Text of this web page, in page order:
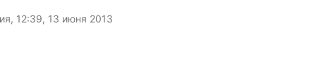
12:39, 13 июня 2013